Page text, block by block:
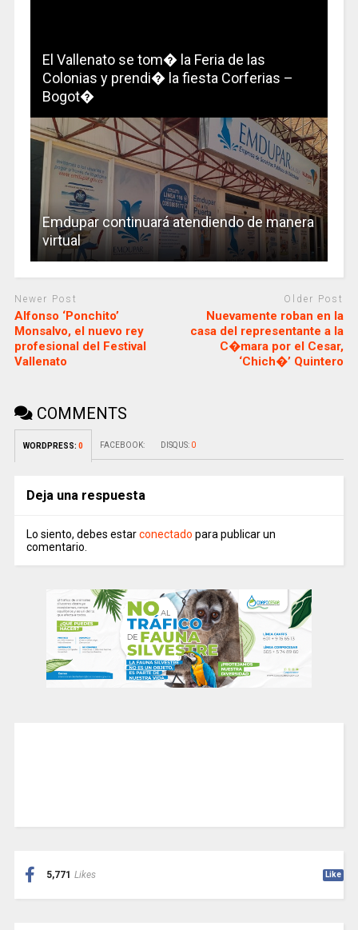
El Vallenato se tom� la Feria de las
Colonias y prendi� la fiesta Corferias –
Bogot�
Emdupar continuará atendiendo de manera
virtual
Newer Post
Alfonso ‘Ponchito’
Monsalvo, el nuevo rey
profesional del Festival
Vallenato
Older Post
Nuevamente roban en la
casa del representante a la
C�mara por el Cesar,
‘Chich�’ Quintero
COMMENTS
WORDPRESS: 0 FACEBOOK: DISQUS: 0
Deja una respuesta
Lo siento, debes estarconectado para publicar un
comentario.
5,771 Likes Like